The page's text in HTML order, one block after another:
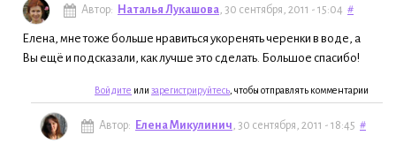
Автор: Наталья Лукашова, 30 сентября, 2011 - 15:04 #
Елена, мне тоже больше нравиться укоренять черенки в воде, а
Вы ещё и подсказали, как лучше это сделать. Большое спасибо!
Войдите или зарегистрируйтесь , чтобы отправлять комментарии
Автор: Елена Микулинич, 30 сентября, 2011 - 18:45 #